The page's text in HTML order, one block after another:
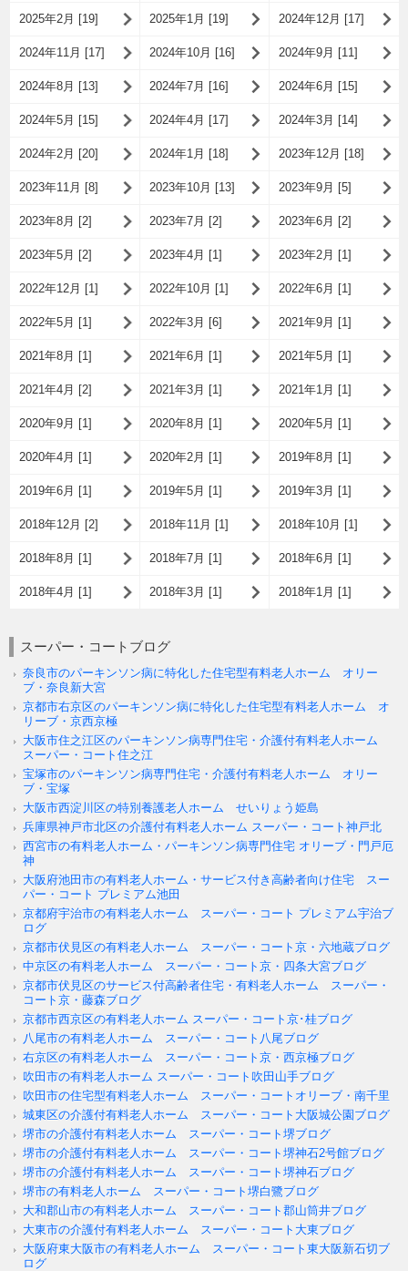
2025年2月 [19] 2025年1月 [19] 2024年12月 [17]
2024年11月 [17] 2024年10月 [16] 2024年9月 [11]
2024年8月 [13] 2024年7月 [16] 2024年6月 [15]
2024年5月 [15] 2024年4月 [17] 2024年3月 [14]
2024年2月 [20] 2024年1月 [18] 2023年12月 [18]
2023年11月 [8] 2023年10月 [13] 2023年9月 [5]
2023年8月 [2] 2023年7月 [2] 2023年6月 [2]
2023年5月 [2] 2023年4月 [1] 2023年2月 [1]
2022年12月 [1] 2022年10月 [1] 2022年6月 [1]
2022年5月 [1] 2022年3月 [6] 2021年9月 [1]
2021年8月 [1] 2021年6月 [1] 2021年5月 [1]
2021年4月 [2] 2021年3月 [1] 2021年1月 [1]
2020年9月 [1] 2020年8月 [1] 2020年5月 [1]
2020年4月 [1] 2020年2月 [1] 2019年8月 [1]
2019年6月 [1] 2019年5月 [1] 2019年3月 [1]
2018年12月 [2] 2018年11月 [1] 2018年10月 [1]
2018年8月 [1] 2018年7月 [1] 2018年6月 [1]
2018年4月 [1] 2018年3月 [1] 2018年1月 [1]
スーパー・コートブログ
奈良市のパーキンソン病に特化した住宅型有料老人ホーム オリー
ブ・奈良新大宮
京都市右京区のパーキンソン病に特化した住宅型有料老人ホーム オ
リーブ・京西京極
大阪市住之江区のパーキンソン病専門住宅・介護付有料老人ホーム
スーパー・コート住之江
宝塚市のパーキンソン病専門住宅・介護付有料老人ホーム オリー
ブ・宝塚
大阪市西淀川区の特別養護老人ホーム せいりょう姫島
兵庫県神戸市北区の介護付有料老人ホーム スーパー・コート神戸北
西宮市の有料老人ホーム・パーキンソン病専門住宅 オリーブ・門戸厄
神
大阪府池田市の有料老人ホーム・サービス付き高齢者向け住宅 スー
パー・コート プレミアム池田
京都府宇治市の有料老人ホーム スーパー・コート プレミアム宇治ブ
ログ
京都市伏見区の有料老人ホーム スーパー・コート京・六地蔵ブログ
中京区の有料老人ホーム スーパー・コート京・四条大宮ブログ
京都市伏見区のサービス付高齢者住宅・有料老人ホーム スーパー・
コート京・藤森ブログ
京都市西京区の有料老人ホーム スーパー・コート京･桂ブログ
八尾市の有料老人ホーム スーパー・コート八尾ブログ
右京区の有料老人ホーム スーパー・コート京・西京極ブログ
吹田市の有料老人ホーム スーパー・コート吹田山手ブログ
吹田市の住宅型有料老人ホーム スーパー・コートオリーブ・南千里
城東区の介護付有料老人ホーム スーパー・コート大阪城公園ブログ
堺市の介護付有料老人ホーム スーパー・コート堺ブログ
堺市の介護付有料老人ホーム スーパー・コート堺神石2号館ブログ
堺市の介護付有料老人ホーム スーパー・コート堺神石ブログ
堺市の有料老人ホーム スーパー・コート堺白鷺ブログ
大和郡山市の有料老人ホーム スーパー・コート郡山筒井ブログ
大東市の介護付有料老人ホーム スーパー・コート大東ブログ
大阪府東大阪市の有料老人ホーム スーパー・コート東大阪新石切ブ
ログ